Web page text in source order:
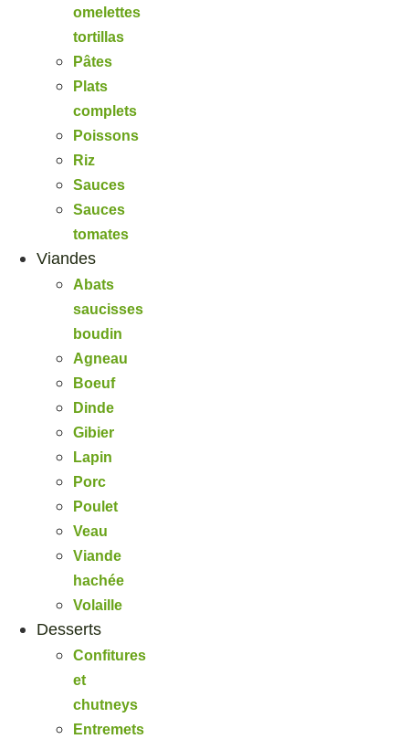
omelettes
tortillas
Pâtes
Plats
complets
Poissons
Riz
Sauces
Sauces
tomates
Viandes
Abats
saucisses
boudin
Agneau
Boeuf
Dinde
Gibier
Lapin
Porc
Poulet
Veau
Viande
hachée
Volaille
Desserts
Confitures
et
chutneys
Entremets